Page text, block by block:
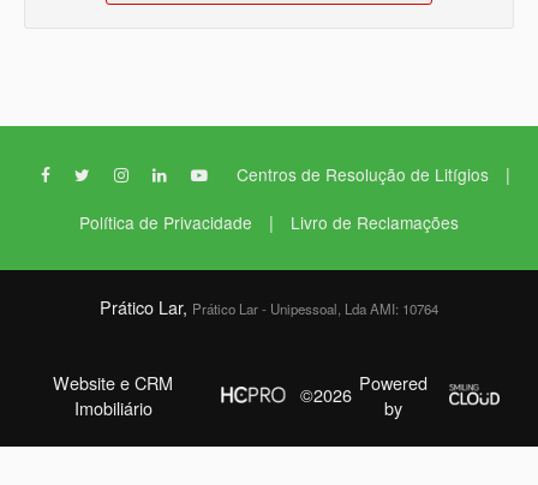
Centros de Resolução de Litígios |
Política de Privacidade | Livro de Reclamações
Prático Lar, Prático Lar - Unipessoal, Lda AMI: 10764
Website e CRM
Imobiliário
©2026 Powered
by